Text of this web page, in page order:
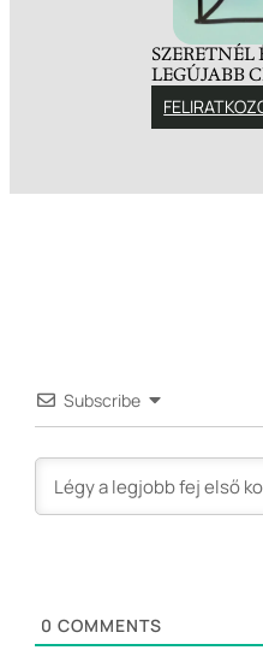
SZERETNÉL
LEGÚJABB
Subscribe
0 COMMENTS